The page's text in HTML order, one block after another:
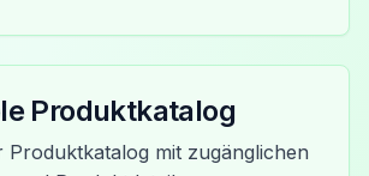
Produktkatalog
Produktkatalog mit zugänglichen